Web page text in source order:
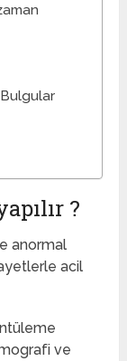
?
anormal
acil
ve